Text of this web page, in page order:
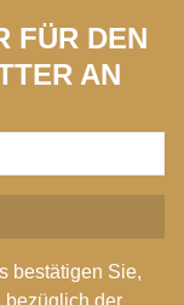
FÜR DEN
AN
bestätigen Sie,
bezüglich der